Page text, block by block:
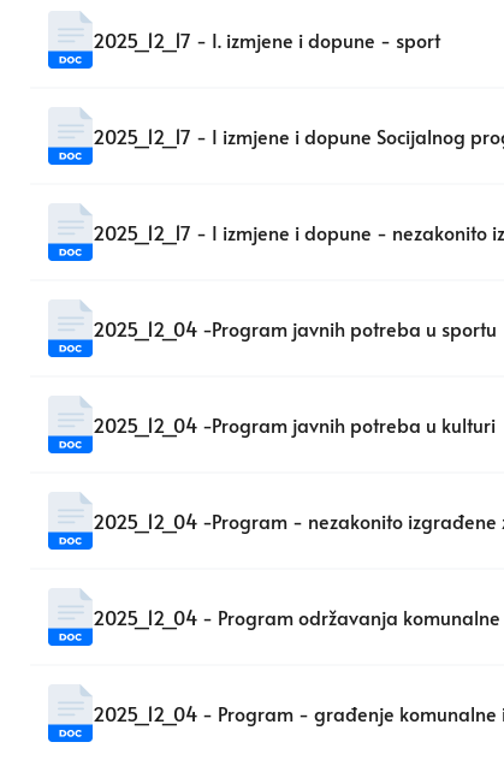
2025_12_17 - I. izmjene i dopune - sport
2025_12_17 - I izmjene i dopune Socijalnog
2025_12_17 - I izmjene i dopune - nezakonito
2025_12_04 -Program javnih potreba u sportu
2025_12_04 -Program javnih potreba u kulturi
2025_12_04 -Program - nezakonito izgrađene
2025_12_04 - Program održavanja
2025_12_04 - Program - građenje